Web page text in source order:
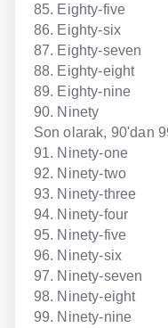
85. Eighty-five
86. Eighty-six
87. Eighty-seven
88. Eighty-eight
89. Eighty-nine
90. Ninety
Son olarak, 90'dan
91. Ninety-one
92. Ninety-two
93. Ninety-three
94. Ninety-four
95. Ninety-five
96. Ninety-six
97. Ninety-seven
98. Ninety-eight
99. Ninety-nine